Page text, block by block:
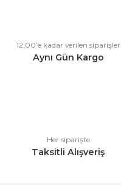
Ürün açıklamasında eksik
Ürün bilgilerinde hatalar
12:00’e kadar verilen siparişler
Aynı Gün Kargo
Her siparişte
Taksitli Alışveriş